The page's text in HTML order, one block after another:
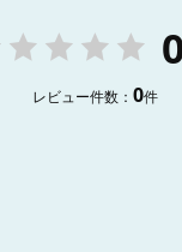
レビュー件数： 0件